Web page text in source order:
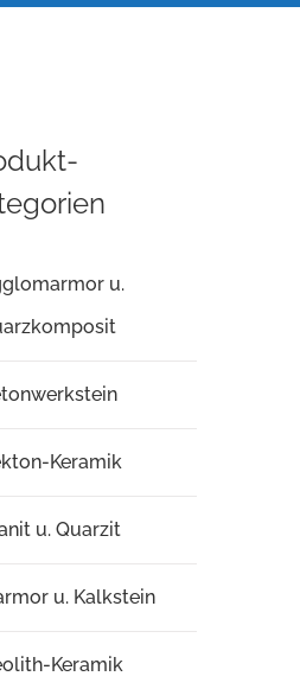
u.
Keramik
u. Quarzit
u. Kalkstein
Keramik